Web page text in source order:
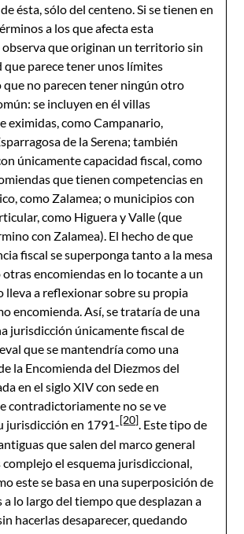
ésta, sólo del centeno. Si se tienen en
a los que afecta esta
observa que originan un territorio sin
parece tener unos límites
que no parecen tener ningún otro
se incluyen en él villas
eximidas, como Campanario,
de la Serena; también
únicamente capacidad fiscal, como
que tienen competencias en
como Zalamea; o municipios con
como Higuera y Valle (que
con Zalamea). El hecho de que
fiscal se superponga tanto a la mesa
encomiendas en lo tocante a un
lleva a reflexionar sobre su propia
encomienda. Así, se trataría de una
jurisdicción únicamente fiscal de
que se mantendría como una
la Encomienda del Diezmos del
en el siglo XIV con sede en
contradictoriamente no se ve
jurisdicción en 1791-[20]. Este tipo de
que salen del marco general
complejo el esquema jurisdiccional,
este se basa en una superposición de
a lo largo del tiempo que desplazan a
hacerlas desaparecer, quedando